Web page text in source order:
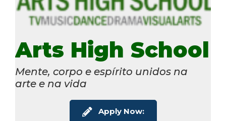
Arts High School
Mente, corpo e espírito unidos na
arte e na vida
Apply Now: